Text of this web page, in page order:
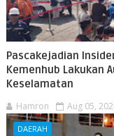
Pascakejadian
Kemenhub Lakukan
Keselamatan
Hamron Aug 05,
DAERAH